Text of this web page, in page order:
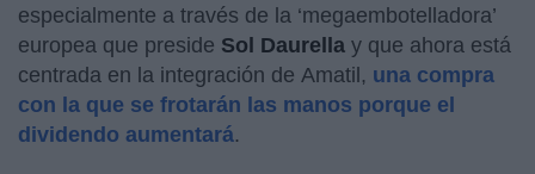
especialmente a través de la ‘megaembotelladora’
europea que preside Sol Daurella y que ahora está
centrada en la integración de Amatil, una compra
con la que se frotarán las manos porque el
dividendo aumentará.